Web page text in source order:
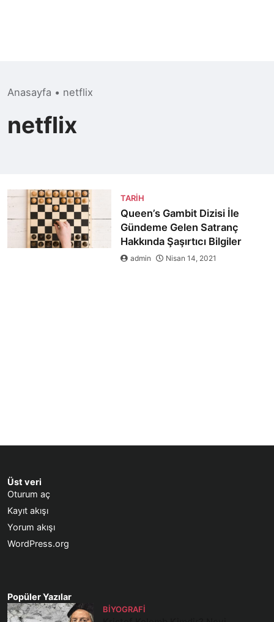
Anasayfa • netflix
netflix
TARIH
Queen’s Gambit Dizisi İle
Gündeme Gelen Satranç
Hakkında Şaşırtıcı Bilgiler
admin Nisan 14, 2021
Üst veri
Oturum aç
Kayıt akışı
Yorum akışı
WordPress.org
Popüler Yazılar
BIYOGRAFI